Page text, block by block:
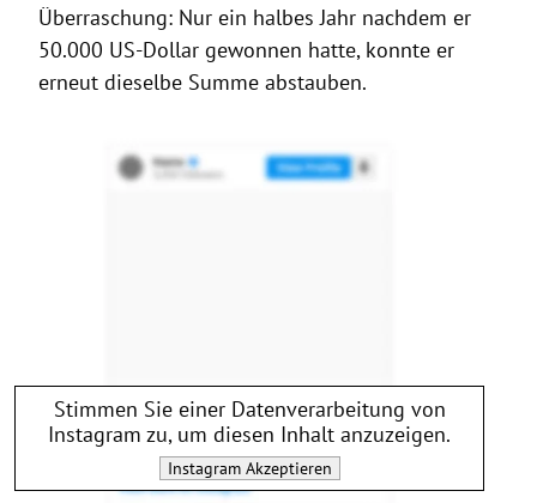
Überraschung: Nur ein halbes Jahr nachdem er
50.000 US-Dollar gewonnen hatte, konnte er
erneut dieselbe Summe abstauben.
Stimmen Sie einer Datenverarbeitung von
Instagram zu, um diesen Inhalt anzuzeigen.
InstagramAkzeptieren